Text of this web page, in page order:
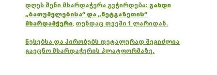
დღეს შენი მხარდაჭერა გვჭირდება: გახდი
„ბათუმელებისა“ და „ნეტგაზეთის“
მხარდამჭერი, თუნდაც თვეში 1 ლარიდან.
წესებსა და პირობებს დეტალურად შეგიძლია
გაეცნო მხარდაჭერის პლატფორმაზე.